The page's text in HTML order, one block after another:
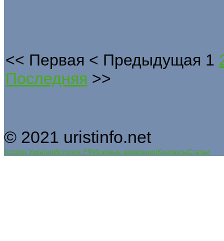
<< Первая < Предыдущая 1
Последняя >>
© 2021 uristinfo.net
Історія УкраїниИстория РФИсковые заявленияКонтактыСтатьи